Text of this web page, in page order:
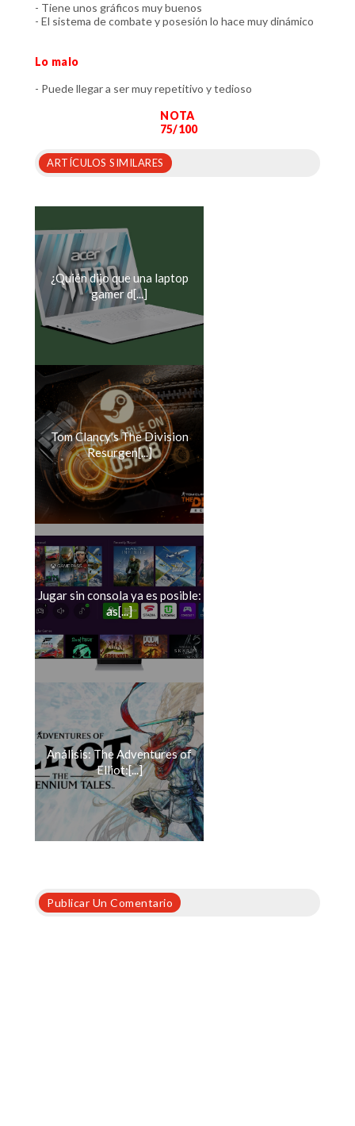
- Tiene unos gráficos muy buenos
- El sistema de combate y posesión lo hace muy dinámico
Lo malo
- Puede llegar a ser muy repetitivo y tedioso
NOTA
75/100
ARTÍCULOS SIMILARES
¿Quién dijo que una laptop
gamer d[...]
Tom Clancy's The Division
Resurgen[...]
Jugar sin consola ya es posible:
as[...]
Análisis: The Adventures of
Elliot:[...]
Publicar Un Comentario